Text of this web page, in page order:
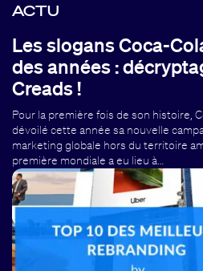
ACTU
Les slogans Coca-
des années :
Creads !
Pour la première fois de son histoire,
dévoilé cette année sa nouvelle
marketing globale hors du territoire
première mondiale a eu lieu à…